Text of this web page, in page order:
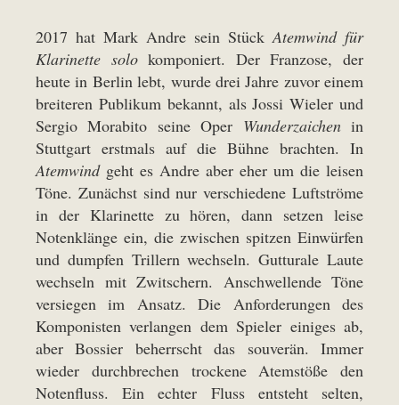
2017 hat Mark Andre sein StückAtemwind für
Klarinette solokomponiert. Der Franzose, der
heute in Berlin lebt, wurde drei Jahre zuvor einem
breiteren Publikum bekannt, als Jossi Wieler und
Sergio Morabito seine Oper Wunderzaichenin
Stuttgart erstmals auf die Bühne brachten. In
Atemwindgeht es Andre aber eher um die leisen
Töne. Zunächst sind nur verschiedene Luftströme
in der Klarinette zu hören, dann setzen leise
Notenklänge ein, die zwischen spitzen Einwürfen
und dumpfen Trillern wechseln. Gutturale Laute
wechseln mit Zwitschern. Anschwellende Töne
versiegen im Ansatz. Die Anforderungen des
Komponisten verlangen dem Spieler einiges ab,
aber Bossier beherrscht das souverän. Immer
wieder durchbrechen trockene Atemstöße den
Notenfluss. Ein echter Fluss entsteht selten,